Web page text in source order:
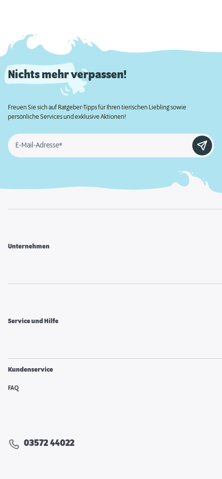
Nichts mehr verpassen!
Freuen Sie sich auf Ratgeber-Tipps für Ihren tierischen Liebling sowie
persönliche Services und exklusive Aktionen!
E-Mail-Adresse*
Unternehmen
Service und Hilfe
Kundenservice
FAQ
03572 44022